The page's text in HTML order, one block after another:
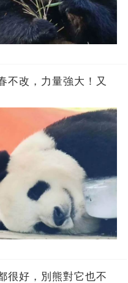
不改，力量強大！又
很好，別熊對它也不